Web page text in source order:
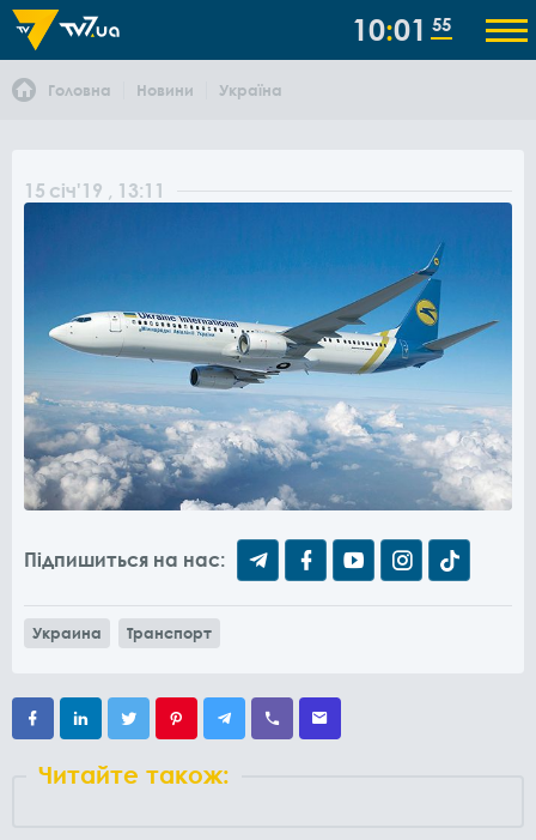
10 01 55
Головна Новини Україна
15 січ'19 , 13:11
Підпишиться на нас:
Украина Транспорт
Читайте також: